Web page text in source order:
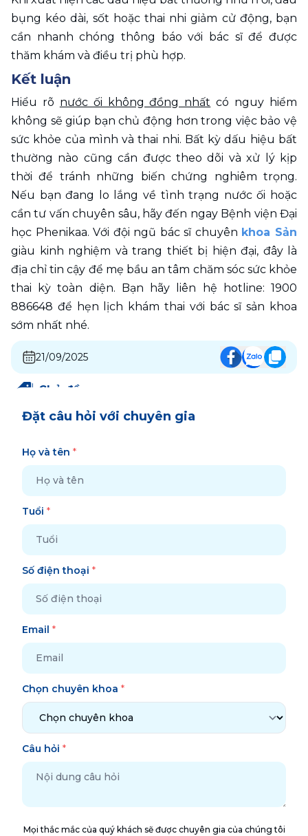
bụng kéo dài, sốt hoặc thai nhi giảm cử động, bạn
cần nhanh chóng thông báo với bác sĩ để được
thăm khám và điều trị phù hợp.
Kết luận
Hiểu rõ nước ối không đồng nhất có nguy hiểm
không sẽ giúp bạn chủ động hơn trong việc bảo vệ
sức khỏe của mình và thai nhi. Bất kỳ dấu hiệu bất
thường nào cũng cần được theo dõi và xử lý kịp
thời để tránh những biến chứng nghiêm trọng.
Nếu bạn đang lo lắng về tình trạng nước ối hoặc
cần tư vấn chuyên sâu, hãy đến ngay Bệnh viện Đại
học Phenikaa. Với đội ngũ bác sĩ chuyên khoa Sản
giàu kinh nghiệm và trang thiết bị hiện đại, đây là
địa chỉ tin cậy để mẹ bầu an tâm chăm sóc sức khỏe
thai kỳ toàn diện. Bạn hãy liên hệ hotline: 1900
886648 để hẹn lịch khám thai với bác sĩ sản khoa
sớm nhất nhé.
21/09/2025
Chủ đề
Đặt câu hỏi với chuyên gia
Họ và tên *
Tuổi *
Số điện thoại *
Email *
Chọn chuyên khoa *
Câu hỏi *
Mọi thắc mắc của quý khách sẽ được chuyên gia của chúng tôi